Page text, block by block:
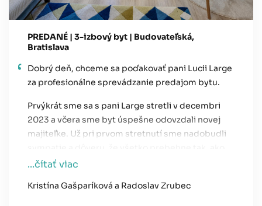
PREDANÉ | 3-izbový byt | Budovateľská,
Bratislava
Dobrý deň, chceme sa poďakovať pani Lucii Large
za profesionálne sprevádzanie predajom bytu.
Prvýkrát sme sa s pani Large stretli v decembri
2023 a včera sme byt úspešne odovzdali novej
majiteľke. Už pri prvom stretnutí sme nadobudli
má a realitná kancelária sa postará o potrebné
Large nás vždy informovala o jednotlivých
...čítať viac
Kristína Gašparíková a Radoslav Zrubec